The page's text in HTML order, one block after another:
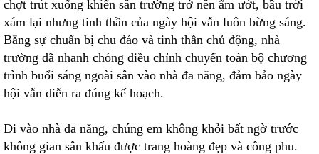
chợt trút xuống khiến sân trường trở nên ẩm ướt, bầu trời
xám lại nhưng tinh thần của ngày hội vẫn luôn bừng sáng.
Bằng sự chuẩn bị chu đáo và tinh thần chủ động, nhà
trường đã nhanh chóng điều chỉnh chuyển toàn bộ chương
trình buổi sáng ngoài sân vào nhà đa năng, đảm bảo ngày
hội vẫn diễn ra đúng kế hoạch.
Đi vào nhà đa năng, chúng em không khỏi bất ngờ trước
không gian sân khấu được trang hoàng đẹp và công phu.